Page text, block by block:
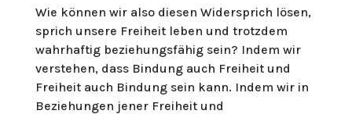
Wie können wir also diesen Widersprich lösen,
sprich unsere Freiheit leben und trotzdem
wahrhaftig beziehungsfähig sein? Indem wir
verstehen, dass Bindung auch Freiheit und
Freiheit auch Bindung sein kann. Indem wir in
Beziehungen jener Freiheit und